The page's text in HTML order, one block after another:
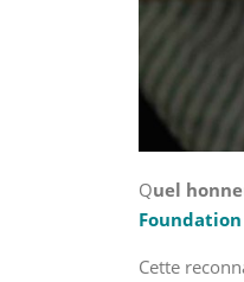
Quel
Foundation
Cette